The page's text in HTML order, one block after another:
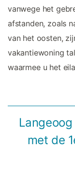
vanwege het
afstanden, zoals
van het oosten,
vakantiewoning
waarmee u het
met de